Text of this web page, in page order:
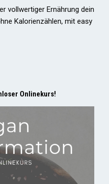
vollwertiger Ernährung dein
Kalorienzählen, mit easy
Onlinekurs!